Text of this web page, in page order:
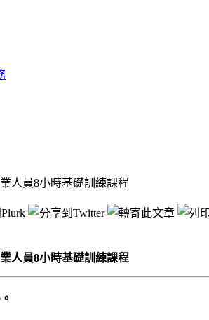
人員8小時基礎訓練課程
人員8小時基礎訓練課程